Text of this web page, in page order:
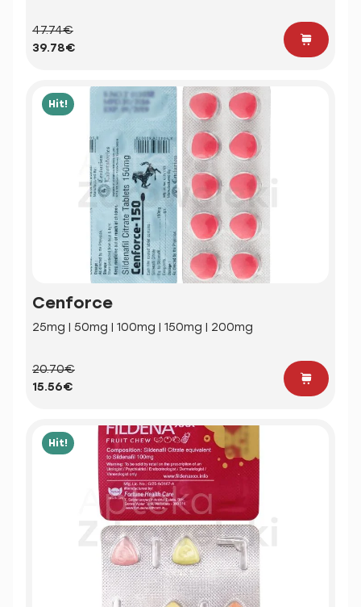
47.74€
39.78€
Hit!
Cenforce
25mg | 50mg | 100mg | 150mg | 200mg
20.70€
15.56€
Hit!